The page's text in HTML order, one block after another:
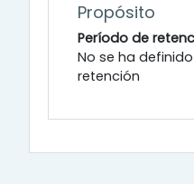
Propósito
Período de
No se ha
retención